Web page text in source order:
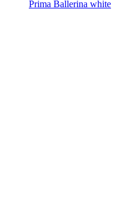
Prima Ballerina white